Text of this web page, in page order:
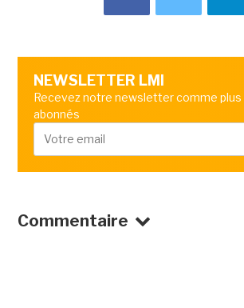
NEWSLETTER LMI
Recevez notre newsletter comme
abonnés
Commentaire